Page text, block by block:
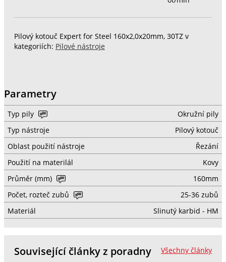
Pilový kotouč Expert for Steel 160x2,0x20mm, 30TZ v
kategoriích: Pilové nástroje
Parametry
Typ pily
Okružní pily
Typ nástroje
Pilový kotouč
Oblast použití nástroje
Řezání
Použití na materilál
Kovy
Průměr (mm)
160mm
Počet, rozteč zubů
25-36 zubů
Materiál
Slinutý karbid - HM
Všechny články
Související články z poradny